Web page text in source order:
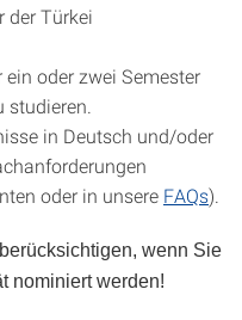
der Türkei
oder zwei Semester
in Deutsch und/oder
oder in unsere FAQs).
wenn Sie
nominiert werden!